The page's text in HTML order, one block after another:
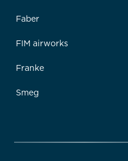
Faber
FIM airworks
Franke
Smeg